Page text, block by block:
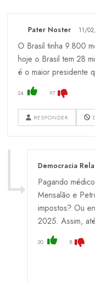
Pater Noster 11/
O Brasil tinha 9.800
hoje o Brasil tem 28
é o maior presidente
24 97
RESPONDER
Democracia
Pagando
Mensalão e
impostos? Ou
2025. Assim,
20 8